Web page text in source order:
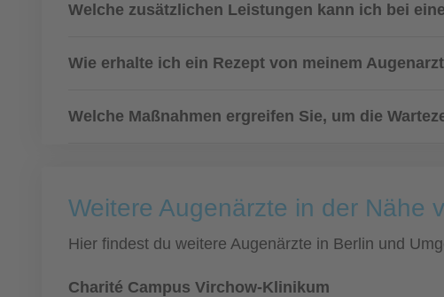
Welche zusätzlichen Leistungen kann ich bei
Wie erhalte ich ein Rezept von meinem
Welche Maßnahmen ergreifen Sie, um die
Weitere Augenärzte in der Nähe
Hier findest du weitere Augenärzte in Berlin und
Charité Campus Virchow-Klinikum